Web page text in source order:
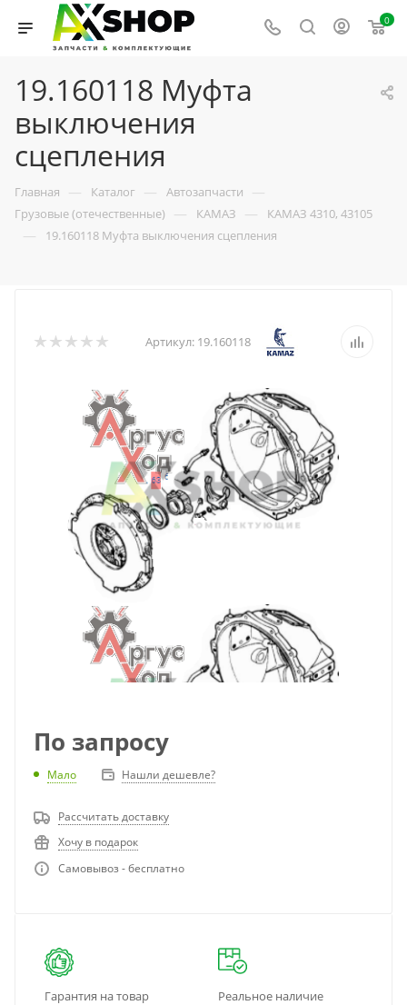
0
19.160118 Муфта
выключения
сцепления
Главная — Каталог — Автозапчасти —
Грузовые (отечественные) — КАМАЗ — КАМАЗ 4310, 43105
— 19.160118 Муфта выключения сцепления
Артикул: 19.160118
По запросу
Мало Нашли дешевле?
Рассчитать доставку
Хочу в подарок
Самовывоз - бесплатно
Гарантия на товар Реальное наличие